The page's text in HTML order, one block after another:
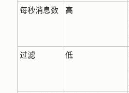
每秒消息数 高
过滤 低